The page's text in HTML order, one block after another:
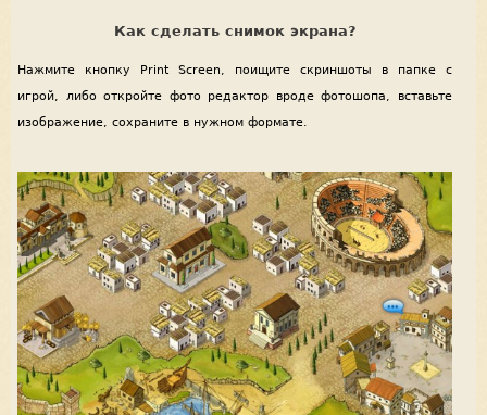
Как сделать снимок экрана?
Нажмите кнопку Print Screen, поищите скриншоты в папке с
игрой, либо откройте фото редактор вроде фотошопа, вставьте
изображение, сохраните в нужном формате.